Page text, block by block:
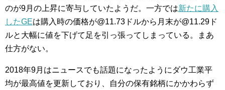
のが9月の上昇に寄与していたようだ。一方では新たに購入
したGEは購入時の価格が@11.73ドルから月末が@11.29ド
ルと大幅に値を下げて足を引っ張ってしまっている。まあ
仕方がない。
2018年9月はニュースでも話題になったようにダウ工業平
均が最高値を更新しており、自分の保有銘柄にかかわらず